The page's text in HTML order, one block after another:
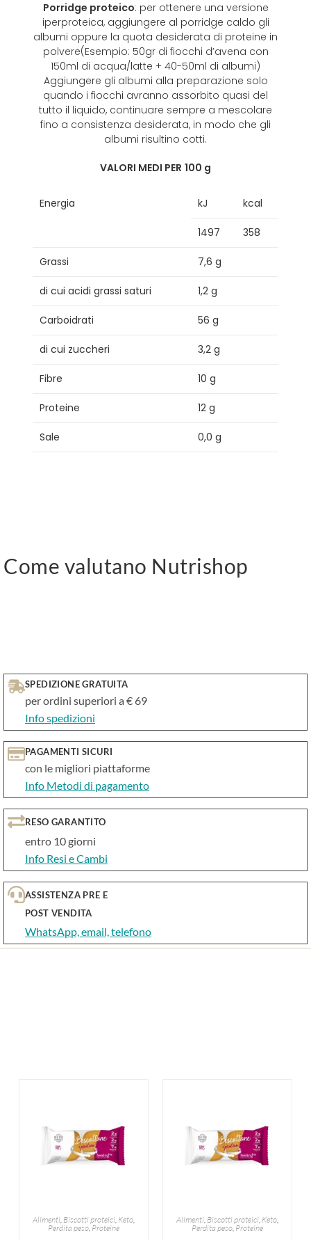
Porridge proteico: per ottenere una versione
iperproteica, aggiungere al porridge caldo gli
albumi oppure la quota desiderata di proteine in
polvere(Esempio: 50gr di fiocchi d’avena con
150ml di acqua/latte + 40-50ml di albumi)
Aggiungere gli albumi alla preparazione solo
quando i fiocchi avranno assorbito quasi del
tutto il liquido, continuare sempre a mescolare
fino a consistenza desiderata, in modo che gli
albumi risultino cotti.
VALORI MEDI PER 100 g
Energia kJ kcal
1497 358
Grassi 7,6 g
di cui acidi grassi saturi 1,2 g
Carboidrati 56 g
di cui zuccheri 3,2 g
Fibre 10 g
Proteine 12 g
Sale 0,0 g
Come valutano Nutrishop
SPEDIZIONE GRATUITA
per ordini superiori a € 69
Info spedizioni
PAGAMENTI SICURI
con le migliori piattaforme
Info Metodi di pagamento
RESO GARANTITO
entro 10 giorni
Info Resi e Cambi
ASSISTENZA PRE E
POST VENDITA
WhatsApp, email, telefono
Alimenti, Biscotti proteici, Keto,
Perdita peso, Proteine
Alimenti, Biscotti proteici, Keto,
Perdita peso, Proteine